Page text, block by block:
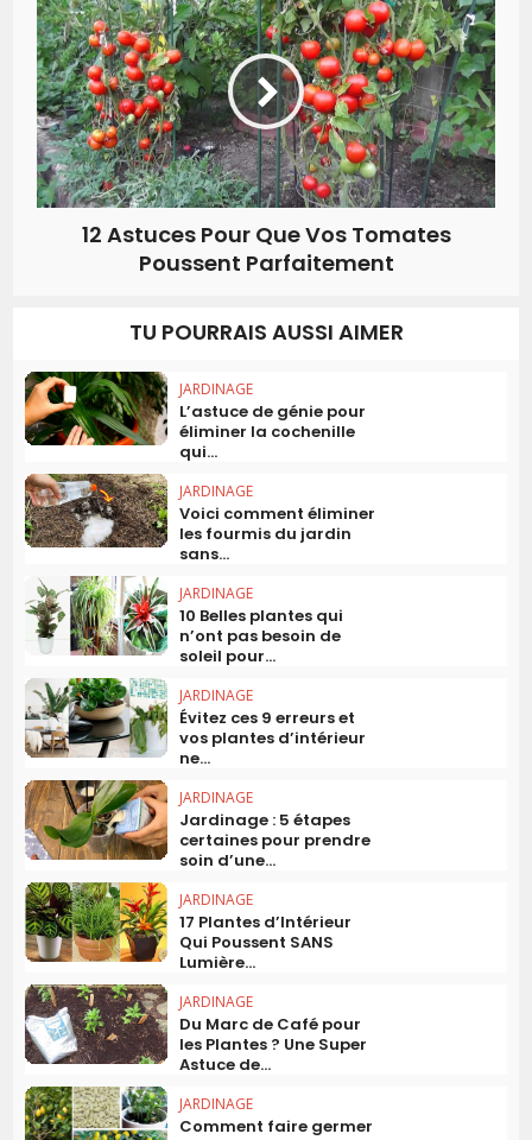
12 Astuces Pour Que Vos Tomates
Poussent Parfaitement
TU POURRAIS AUSSI AIMER
JARDINAGE
L’astuce de génie pour
éliminer la cochenille
qui...
JARDINAGE
Voici comment éliminer
les fourmis du jardin
sans...
JARDINAGE
10 Belles plantes qui
n’ont pas besoin de
soleil pour...
JARDINAGE
Évitez ces 9 erreurs et
vos plantes d’intérieur
ne...
JARDINAGE
Jardinage : 5 étapes
certaines pour prendre
soin d’une...
JARDINAGE
17 Plantes d’Intérieur
Qui Poussent SANS
Lumière...
JARDINAGE
Du Marc de Café pour
les Plantes ? Une Super
Astuce de...
JARDINAGE
Comment faire germer